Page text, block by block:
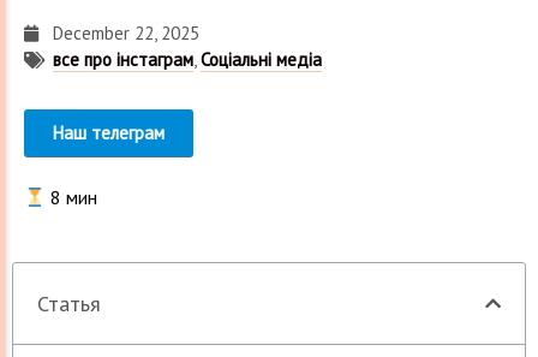
December 22, 2025
все про інстаграм,Соціальні медіа
Наш телеграм
8 мин
Статья